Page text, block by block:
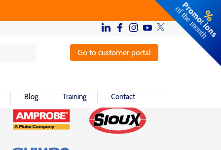
Go to customer portal
Blog Training Contact